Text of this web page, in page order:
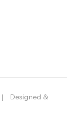
| Designed &